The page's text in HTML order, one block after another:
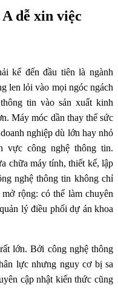
dễ xin việc
kể đến đầu tiên là ngành
len lỏi vào mọi ngóc ngách
tin vào sản xuất kinh
Máy móc dần thay thế sức
nghiệp dù lớn hay nhỏ
vực công nghệ thông tin.
chữa máy tính, thiết kế, lập
nghệ thông tin không chỉ
rộng: có thể làm chuyên
lý điều phối dự án khoa
lớn. Bởi công nghệ thông
lực nhưng nguy cơ bị sa
cập nhật kiến thức cũng